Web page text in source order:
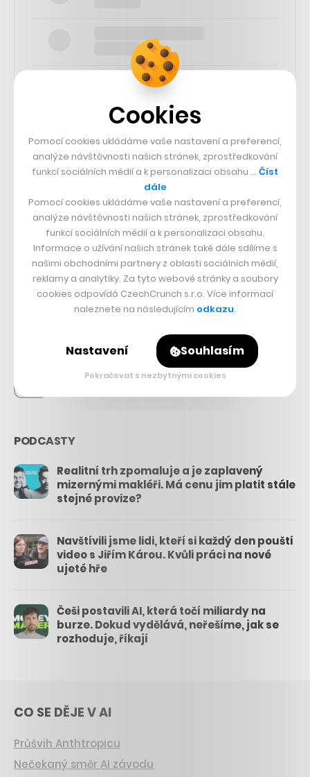
SLEDUJTE NÁS
73k
25k
56.4k
PODCASTY
Realitní trh zpomaluje a je zaplavený
mizernými makléři. Má cenu jim platit stále
stejné provize?
Navštívili jsme lidi, kteří si každý den pouští
video s Jiřím Károu. Kvůli práci na nové
ujeté hře
Češi postavili AI, která točí miliardy na
burze. Dokud vydělává, neřešíme, jak se
rozhoduje, říkají
CO SE DĚJE V AI
Průšvih Anthtropicu
Nečekaný směr AI závodu
Cookies
Pomocí cookies ukládáme vaše nastavení a preferencí,
analýze návštěvnosti našich stránek, zprostředkování
funkcí sociálních médií a k personalizaci obsahu … Číst
dále
Pomocí cookies ukládáme vaše nastavení a preferencí,
analýze návštěvnosti našich stránek, zprostředkování
funkcí sociálních médií a k personalizaci obsahu.
Informace o užívání našich stránek také dále sdílíme s
našimi obchodními partnery z oblasti sociálních médií,
reklamy a analytiky. Za tyto webové stránky a soubory
cookies odpovídá CzechCrunch s.r.o. Více informací
naleznete na následujícím odkazu.
Nastavení Souhlasím
Pokračovat s nezbytnými cookies